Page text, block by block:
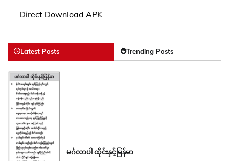
Direct Download APK
Latest Posts Trending Posts
မင်္ဂလာပါ ထိုင်းနှင့်မြန်မာ